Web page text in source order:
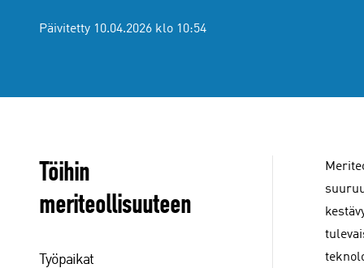
Päivitetty 10.04.2026 klo 10:54
Töihin
meriteollisuuteen
Työpaikat